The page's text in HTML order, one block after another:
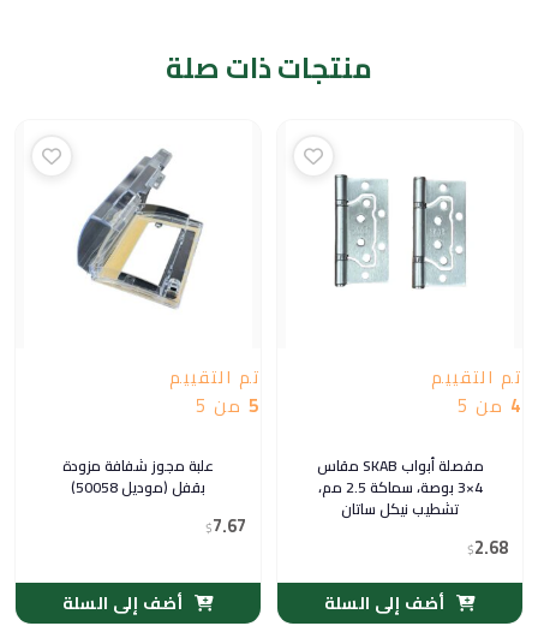
منتجات ذات صلة
تم التقييم
4 من 5
مفصلة أبواب SKAB مقاس
4×3 بوصة، سماكة 2.5 مم،
تشطيب نيكل ساتان
$2.68
أضف إلى السلة
تم التقييم
5 من 5
علبة مجوز شفافة مزودة
بقفل (موديل 50058)
$7.67
أضف إلى السلة